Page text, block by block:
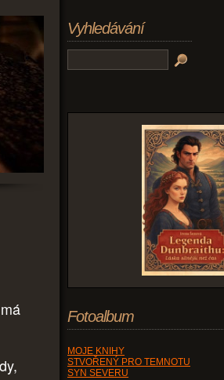
Vyhledávání
Fotoalbum
MOJE KNIHY
STVOŘENÝ PRO TEMNOTU
SYN SEVERU